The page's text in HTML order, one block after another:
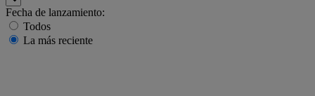
Fecha de lanzamiento:
Todos
La más reciente